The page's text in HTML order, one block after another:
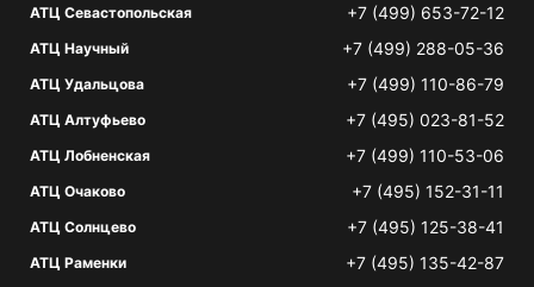
АТЦ Севастопольская +7 (499) 653-72-12
АТЦ Научный +7 (499) 288-05-36
АТЦ Удальцова +7 (499) 110-86-79
АТЦ Алтуфьево +7 (495) 023-81-52
АТЦ Лобненская +7 (499) 110-53-06
АТЦ Очаково +7 (495) 152-31-11
АТЦ Солнцево +7 (495) 125-38-41
АТЦ Раменки +7 (495) 135-42-87